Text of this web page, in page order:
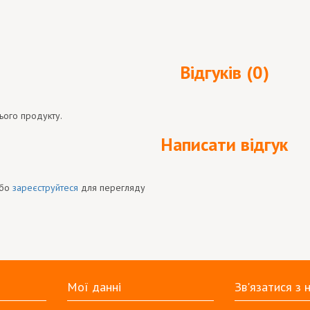
Відгуків (0)
продукту.
Написати відгук
зареєструйтеся для перегляду
Мої данні Зв'язатися з